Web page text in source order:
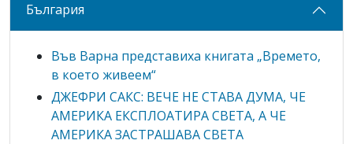
България
Във Варна представиха книгата „Времето,
в което живеем“
ДЖЕФРИ САКС: ВЕЧЕ НЕ СТАВА ДУМА, ЧЕ
АМЕРИКА ЕКСПЛОАТИРА СВЕТА, А ЧЕ
АМЕРИКА ЗАСТРАШАВА СВЕТА